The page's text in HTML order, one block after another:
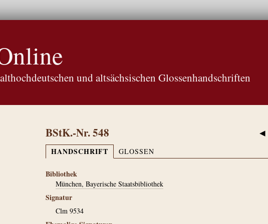
und altsächsischen Glossenhandschriften
◀
BStK.-Nr. 548
HANDSCHRIFT GLOSSEN
Bibliothek
München, Bayerische Staatsbibliothek
Signatur
Clm 9534